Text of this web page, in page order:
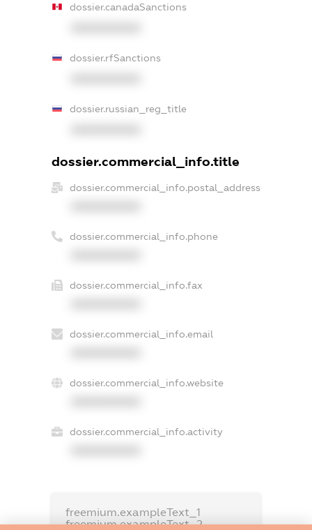
dossier.canadaSanctions
dossier.rfSanctions
dossier.russian_reg_title
dossier.commercial_info.title
dossier.commercial_info.postal_address
dossier.commercial_info.phone
dossier.commercial_info.fax
dossier.commercial_info.email
dossier.commercial_info.website
dossier.commercial_info.activity
freemium.exampleText_1
freemium.exampleText_2